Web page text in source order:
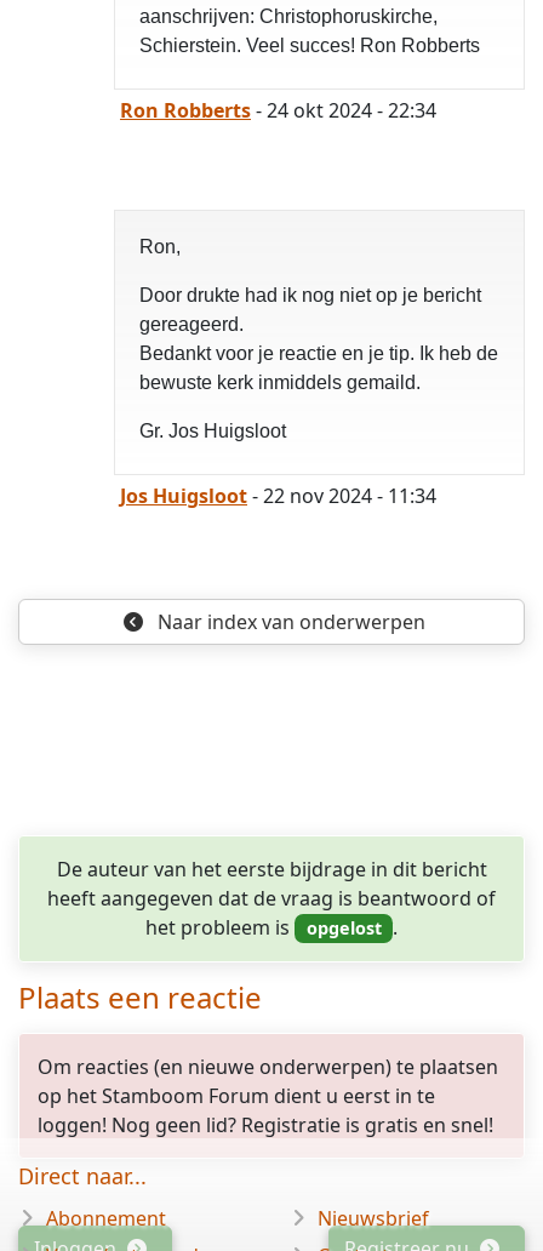
aanschrijven: Christophoruskirche,
Schierstein. Veel succes! Ron Robberts
Ron Robberts- 24 okt 2024 - 22:34
Ron,
Door drukte had ik nog niet op je bericht
gereageerd.
Bedankt voor je reactie en je tip. Ik heb de
bewuste kerk inmiddels gemaild.
Gr. Jos Huigsloot
Jos Huigsloot- 22 nov 2024 - 11:34
Naar indexvan onderwerpen
De auteur van het eerste bijdrage in dit bericht
heeft aangegeven dat de vraag is beantwoord of
het probleem is
.
Plaats een reactie
Om reacties (en nieuwe onderwerpen) te plaatsen
op het Stamboom Forum dient u eerst in te
loggen! Nog geen lid? Registratie is gratis en snel!
Direct naar...
Abonnement
Nieuwsbrief